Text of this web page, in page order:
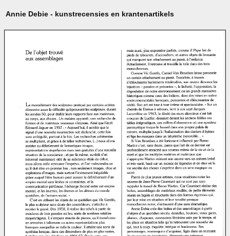
Annie Debie - kunstrecensies en krantenartikels